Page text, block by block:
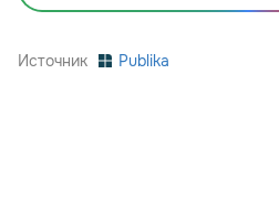
Источник Publika